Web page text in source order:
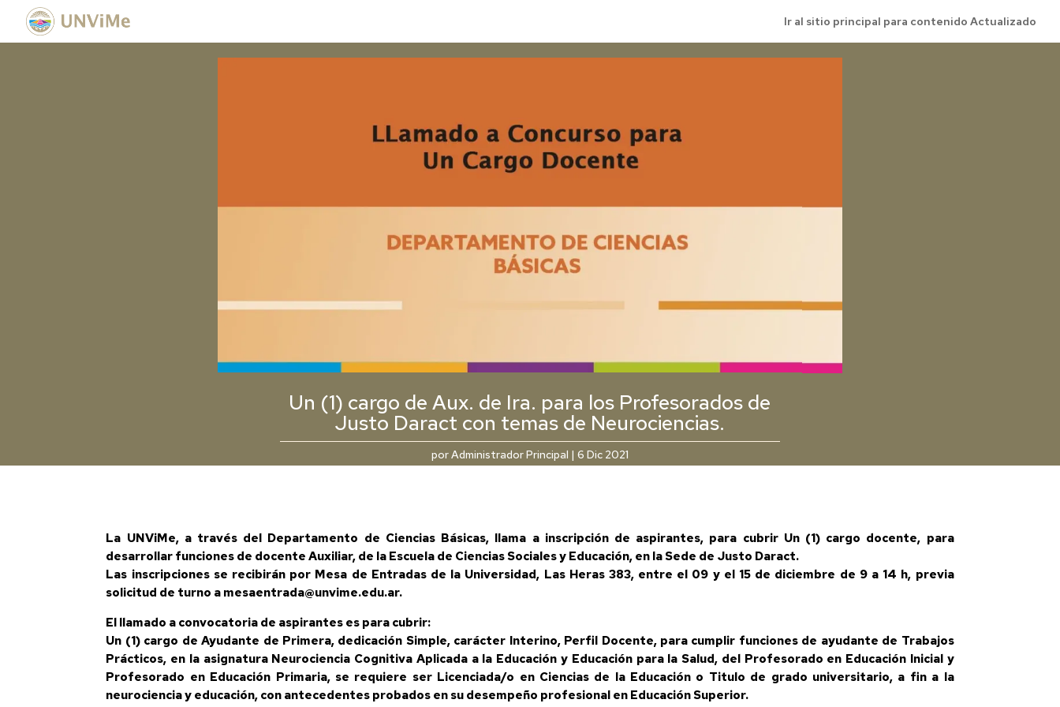
Ir al sitio principal para contenido Actualizado
Un (1) cargo de Aux. de Ira. para los Profesorados de
Justo Daract con temas de Neurociencias.
porAdministrador Principal | 6 Dic 2021
La UNViMe, a través del Departamento de Ciencias Básicas, llama a inscripción de aspirantes, para cubrir Un (1) cargo docente, para
desarrollar funciones de docente Auxiliar, de la Escuela de Ciencias Sociales y Educación, en la Sede de Justo Daract.
Las inscripciones se recibirán por Mesa de Entradas de la Universidad, Las Heras 383, entre el 09 y el 15 de diciembre de 9 a 14 h, previa
solicitud de turno a mesaentrada@unvime.edu.ar.
El llamado a convocatoria de aspirantes es para cubrir:
Un (1) cargo de Ayudante de Primera, dedicación Simple, carácter Interino, Perfil Docente, para cumplir funciones de ayudante de Trabajos
Prácticos, en la asignatura Neurociencia Cognitiva Aplicada a la Educación y Educación para la Salud, del Profesorado en Educación Inicial y
Profesorado en Educación Primaria, se requiere ser Licenciada/o en Ciencias de la Educación o Titulo de grado universitario, a fin a la
neurociencia y educación, con antecedentes probados en su desempeño profesional en Educación Superior.